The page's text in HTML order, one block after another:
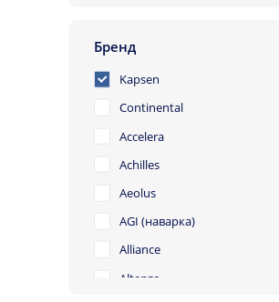
всесезонная
Бренд
Continental
Accelera
Achilles
Aeolus
AGI (наварка)
Alliance
Altenzo
Kapsen